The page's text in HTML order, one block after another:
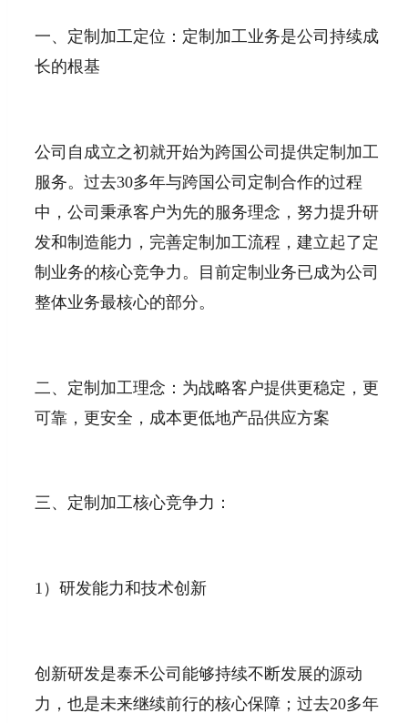
一、定制加工定位：定制加工业务是公司持续成
长的根基
公司自成立之初就开始为跨国公司提供定制加工
服务。过去30多年与跨国公司定制合作的过程
中，公司秉承客户为先的服务理念，努力提升研
发和制造能力，完善定制加工流程，建立起了定
制业务的核心竞争力。目前定制业务已成为公司
整体业务最核心的部分。
二、定制加工理念：为战略客户提供更稳定，更
可靠，更安全，成本更低地产品供应方案
三、定制加工核心竞争力：
1）研发能力和技术创新
创新研发是泰禾公司能够持续不断发展的源动
力，也是未来继续前行的核心保障；过去20多年